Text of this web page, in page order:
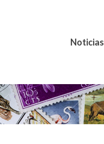
Noticias